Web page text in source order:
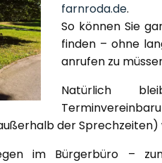
farnroda.de.
So können Sie
finden – ohne
anrufen zu
Natürlich
der
im Bürgerbüro –